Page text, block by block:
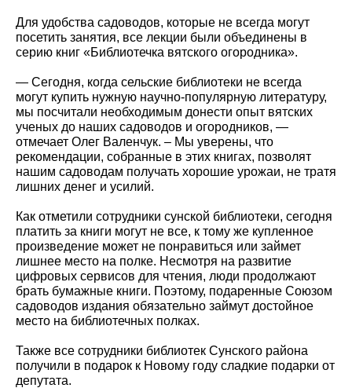
Для удобства садоводов, которые не всегда могут
посетить занятия, все лекции были объединены в
серию книг «Библиотечка вятского огородника».
— Сегодня, когда сельские библиотеки не всегда
могут купить нужную научно-популярную литературу,
мы посчитали необходимым донести опыт вятских
ученых до наших садоводов и огородников, —
отмечает Олег Валенчук. – Мы уверены, что
рекомендации, собранные в этих книгах, позволят
нашим садоводам получать хорошие урожаи, не тратя
лишних денег и усилий.
Как отметили сотрудники сунской библиотеки, сегодня
платить за книги могут не все, к тому же купленное
произведение может не понравиться или займет
лишнее место на полке. Несмотря на развитие
цифровых сервисов для чтения, люди продолжают
брать бумажные книги. Поэтому, подаренные Союзом
садоводов издания обязательно займут достойное
место на библиотечных полках.
Также все сотрудники библиотек Сунского района
получили в подарок к Новому году сладкие подарки от
депутата.